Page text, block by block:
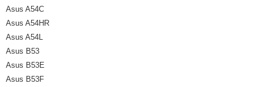
Asus A54C
Asus A54HR
Asus A54L
Asus B53
Asus B53E
Asus B53F